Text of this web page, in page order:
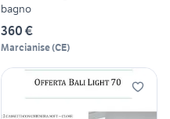
bagno
360 €
Marcianise(CE)